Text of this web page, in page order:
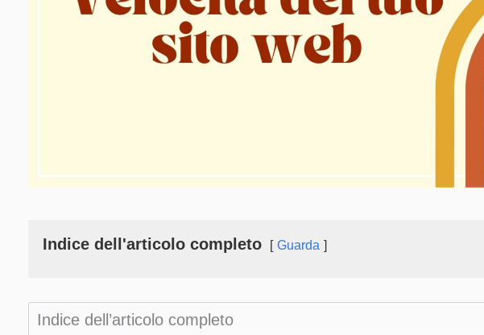
Indice dell'articolo completo Guarda
Indice dell’articolo completo